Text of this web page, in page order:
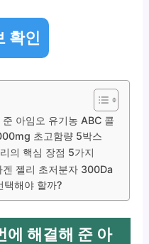
확인
아임오 유기농 ABC 콜
초고함량 5박스
의 핵심 장점 5가지
젤리 초저분자 300Da
해야 할까?
에 해결해 준 아